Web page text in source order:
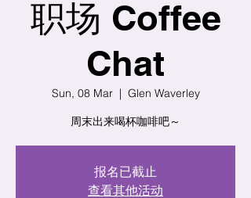
职场 Coffee
Chat
Sun, 08 Mar
  |
Glen Waverley
周末出来喝杯咖啡吧～
报名已截止
查看其他活动